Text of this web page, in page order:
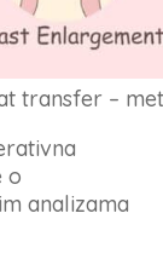
transfer –
o
analizama